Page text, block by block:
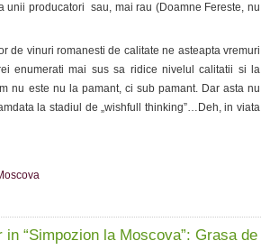
producatori sau, mai rau (Doamne Fereste, nu
vinuri romanesti de calitate ne asteapta vremuri
enumerati mai sus sa ridice nivelul calitatii si la
nu este nu la pamant, ci sub pamant. Dar asta nu
la stadiul de „wishfull thinking”…Deh, in viata
“Simpozion la Moscova”: Grasa de